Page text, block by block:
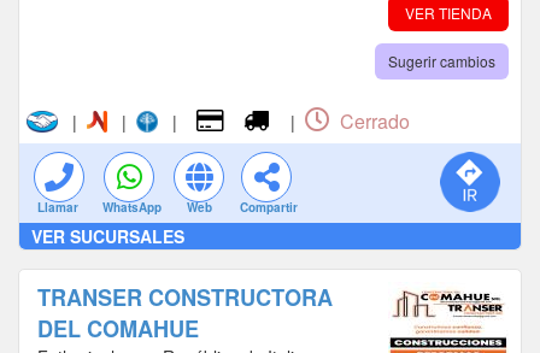
VER TIENDA
Sugerir cambios
| | | | Cerrado
Llamar WhatsApp Web Compartir
VER SUCURSALES
TRANSER CONSTRUCTORA
DEL COMAHUE